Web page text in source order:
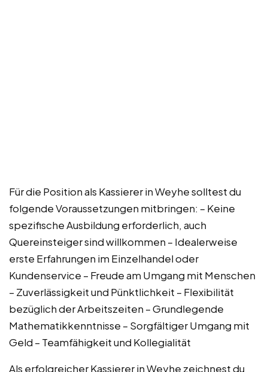
Für die Position als Kassierer in Weyhe solltest du
folgende Voraussetzungen mitbringen: – Keine
spezifische Ausbildung erforderlich, auch
Quereinsteiger sind willkommen – Idealerweise
erste Erfahrungen im Einzelhandel oder
Kundenservice – Freude am Umgang mit Menschen
– Zuverlässigkeit und Pünktlichkeit – Flexibilität
bezüglich der Arbeitszeiten – Grundlegende
Mathematikkenntnisse – Sorgfältiger Umgang mit
Geld – Teamfähigkeit und Kollegialität
Als erfolgreicher Kassierer in Weyhe zeichnest du